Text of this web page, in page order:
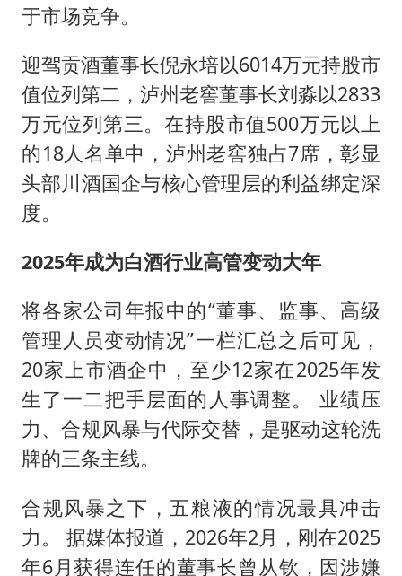
于市场竞争。
迎驾贡酒董事长倪永培以6014万元持股市
值位列第二，泸州老窖董事长刘淼以2833
万元位列第三。在持股市值500万元以上
的18人名单中，泸州老窖独占7席，彰显
头部川酒国企与核心管理层的利益绑定深
度。
2025年成为白酒行业高管变动大年
将各家公司年报中的“董事、监事、高级
管理人员变动情况”一栏汇总之后可见，
20家上市酒企中，至少12家在2025年发
生了一二把手层面的人事调整。 业绩压
力、合规风暴与代际交替，是驱动这轮洗
牌的三条主线。
合规风暴之下，五粮液的情况最具冲击
力。 据媒体报道，2026年2月，刚在2025
年6月获得连任的董事长曾从钦，因涉嫌